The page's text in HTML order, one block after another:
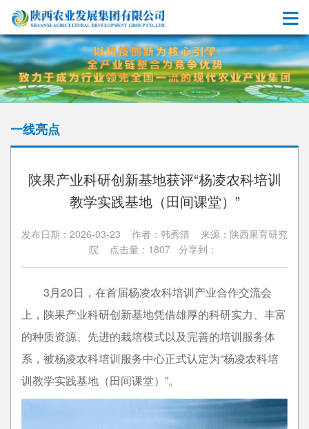
一线亮点
陕果产业科研创新基地获评“杨凌农科培训
教学实践基地（田间课堂）”
发布日期：2026-03-23 作者：韩秀清 来源：陕西果育研究
院 点击量：1807 分享到：
3月20日，在首届杨凌农科培训产业合作交流会
上，陕果产业科研创新基地凭借雄厚的科研实力、丰富
的种质资源、先进的栽培模式以及完善的培训服务体
系，被杨凌农科培训服务中心正式认定为“杨凌农科培
训教学实践基地（田间课堂）”。